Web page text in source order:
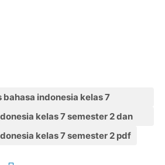
bahasa indonesia kelas 7
kelas 7 semester 2 dan
kelas 7 semester 2 pdf